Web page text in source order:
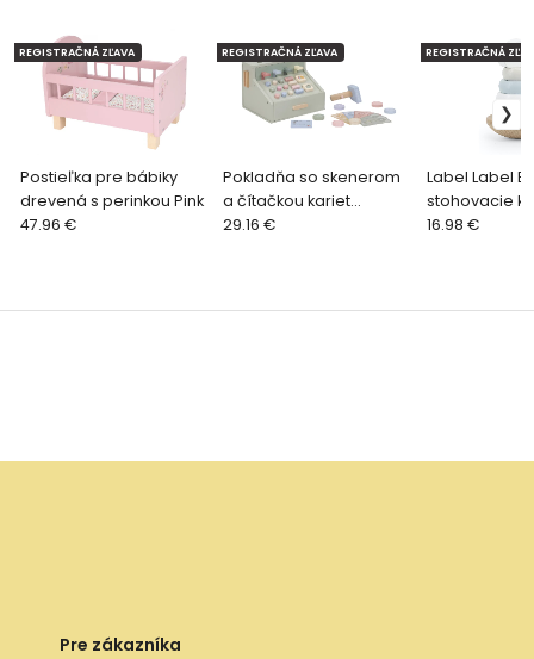
Postieľka pre bábiky
drevená s perinkou Pink
REGISTRAČNÁ ZĽAVA
47.96 €
Pokladňa so skenerom
a čítačkou kariet
drevená
REGISTRAČNÁ ZĽAVA
29.16 €
Label Label
stohovacie
modré
REGISTRAČNÁ
16.98 €
Pre zákazníka